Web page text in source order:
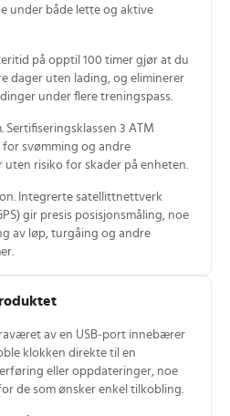
under både lette og aktive
på opptil 100 timer gjør at du
dager uten lading, og eliminerer
under flere treningspass.
Sertifiseringsklassen 3 ATM
svømming og andre
risiko for skader på enheten.
Integrerte satellittnettverk
gir presis posisjonsmåling, noe
av løp, turgåing og andre
av en USB‑port innebærer
klokken direkte til en
eller oppdateringer, noe
de som ønsker enkel tilkobling.